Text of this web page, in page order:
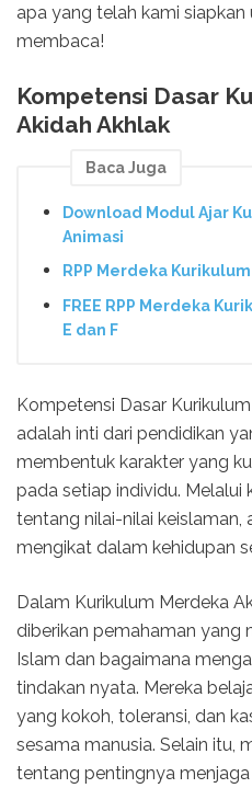
apa yang telah kami
membaca!
Kompetensi Dasar
Akidah Akhlak
Baca Juga
Download Modul Ajar
Animasi
RPP Merdeka
FREE RPP Merdeka
E dan F
Kompetensi Dasar
adalah inti dari pendidikan
membentuk karakter yang
pada setiap individu. Melalui
tentang nilai-nilai keislaman,
mengikat dalam kehidupan
Dalam Kurikulum Merdeka
diberikan pemahaman yang
Islam dan bagaimana
tindakan nyata. Mereka
yang kokoh, toleransi, dan
sesama manusia. Selain itu,
tentang pentingnya menjaga